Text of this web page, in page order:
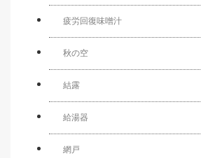
疲労回復味噌汁
秋の空
結露
給湯器
網戸